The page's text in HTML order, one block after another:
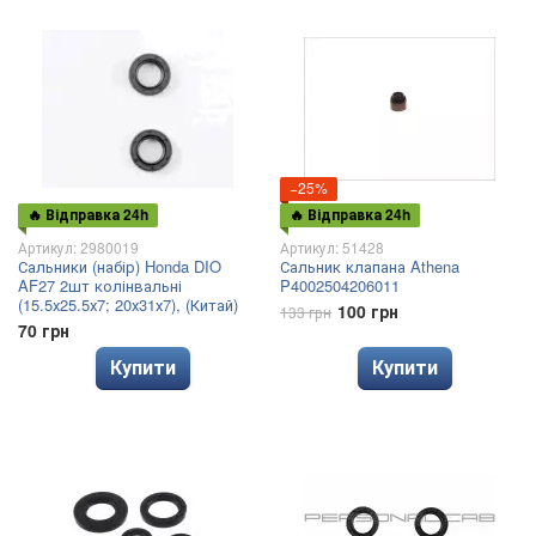
🔥 Відправка 24h
Артикул: 2980019
Сальники (набір) Honda DIO
AF27 2шт колінвальні
(15.5х25.5х7; 20х31х7), (Китай)
70 грн
Купити
−25%
🔥 Відправка 24h
Артикул: 51428
Сальник клапана Athena
P4002504206011
133 грн 100 грн
Купити